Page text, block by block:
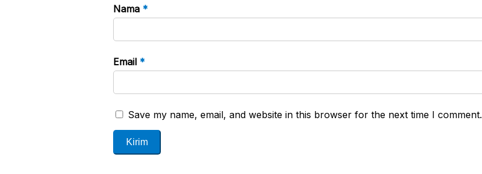
Nama *
Email *
Save my name, email, and website in this browser for the next time I comment.